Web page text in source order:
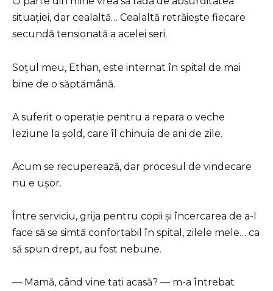
situației, dar cealaltă… Cealaltă retrăiește fiecare
secundă tensionată a acelei seri.
Soțul meu, Ethan, este internat în spital de mai
bine de o săptămână.
A suferit o operație pentru a repara o veche
leziune la șold, care îl chinuia de ani de zile.
Acum se recuperează, dar procesul de vindecare
nu e ușor.
Între serviciu, grija pentru copii și încercarea de a-l
face să se simtă confortabil în spital, zilele mele… ca
să spun drept, au fost nebune.
— Mamă, când vine tati acasă? — m-a întrebat